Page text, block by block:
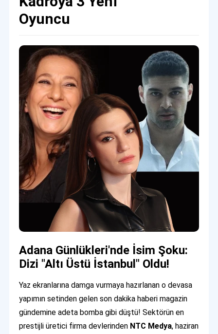
Oyuncu
Adana Günlükleri'nde İsim Şoku:
Dizi "Altı Üstü İstanbul" Oldu!
Yaz ekranlarına damga vurmaya hazırlanan o devasa
yapımın setinden gelen son dakika haberi magazin
gündemine adeta bomba gibi düştü! Sektörün en
prestijli üretici firma devlerinden NTC Medya, haziran